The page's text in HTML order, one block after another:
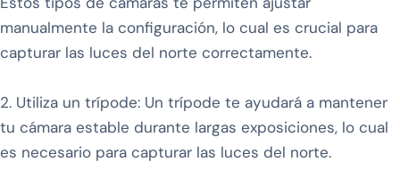
manualmente la configuración, lo cual es crucial para
capturar las luces del norte correctamente.
2. Utiliza un trípode: Un trípode te ayudará a mantener
tu cámara estable durante largas exposiciones, lo cual
es necesario para capturar las luces del norte.